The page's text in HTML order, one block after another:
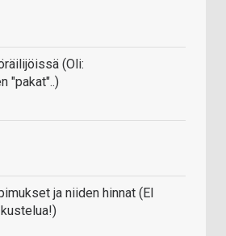
(Oli:
"pakat"..)
ja niiden hinnat (EI